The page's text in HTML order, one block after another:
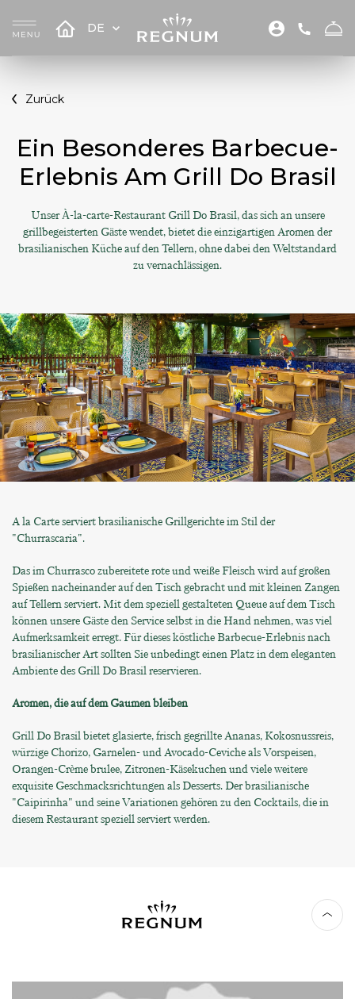
DE
Zurück
Ein Besonderes Barbecue-
Erlebnis Am Grill Do Brasil
Unser À-la-carte-Restaurant Grill Do Brasil, das sich an unsere
grillbegeisterten Gäste wendet, bietet die einzigartigen Aromen der
brasilianischen Küche auf den Tellern, ohne dabei den Weltstandard
zu vernachlässigen.
A la Carte serviert brasilianische Grillgerichte im Stil der
"Churrascaria".
Das im Churrasco zubereitete rote und weiße Fleisch wird auf großen
Spießen nacheinander auf den Tisch gebracht und mit kleinen Zangen
auf Tellern serviert. Mit dem speziell gestalteten Queue auf dem Tisch
können unsere Gäste den Service selbst in die Hand nehmen, was viel
Aufmerksamkeit erregt. Für dieses köstliche Barbecue-Erlebnis nach
brasilianischer Art sollten Sie unbedingt einen Platz in dem eleganten
Ambiente des Grill Do Brasil reservieren.
Aromen, die auf dem Gaumen bleiben
Grill Do Brasil bietet glasierte, frisch gegrillte Ananas, Kokosnussreis,
würzige Chorizo, Garnelen- und Avocado-Ceviche als Vorspeisen,
Orangen-Crème brulee, Zitronen-Käsekuchen und viele weitere
exquisite Geschmacksrichtungen als Desserts. Der brasilianische
"Caipirinha" und seine Variationen gehören zu den Cocktails, die in
diesem Restaurant speziell serviert werden.